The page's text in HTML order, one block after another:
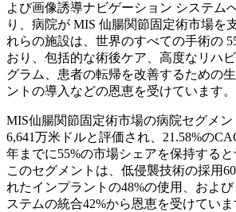
よび画像誘導ナビゲーション システム
り、病院が MIS 仙腸関節固定術市場を
れらの施設は、世界のすべての手術の
おり、包括的な術後ケア、高度なリハ
グラム、患者の転帰を改善するための
ントの導入などの恩恵を受けています。
MIS仙腸関節固定術市場の病院セグメン
6,641万米ドルと評価され、21.58%の
年までに55%の市場シェアを保持すると
このセグメントは、低侵襲技術の採用
れたインプラントの48%の使用、およ
ステムの統合42%から恩恵を受けていま